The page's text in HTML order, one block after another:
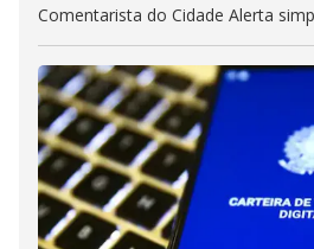
Comentarista do Cidade Alerta